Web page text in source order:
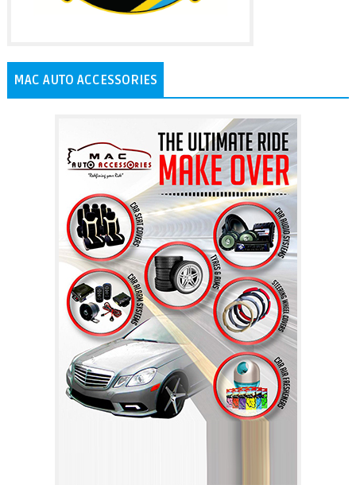
MAC AUTO ACCESSORIES